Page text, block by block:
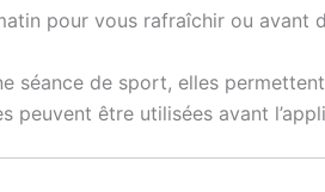
pour vous rafraîchir ou avant
séance de sport, elles
peuvent être utilisées avant